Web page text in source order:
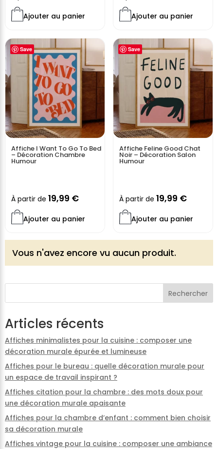
Ajouter au panier Ajouter au panier
Save
Affiche I Want To Go To Bed
– Décoration Chambre
Humour
À partir de 19,99 €
Ajouter au panier
Save
Affiche Feline Good Chat
Noir – Décoration Salon
Humour
À partir de 19,99 €
Ajouter au panier
Vous n'avez encore vu aucun produit.
Rechercher
Articles récents
Affiches minimalistes pour la cuisine : composer une
décoration murale épurée et lumineuse
Affiches pour le bureau : quelle décoration murale pour
un espace de travail inspirant ?
Affiches citation pour la chambre : des mots doux pour
une décoration murale apaisante
Affiches pour la chambre d’enfant : comment bien choisir
sa décoration murale
Affiches vintage pour la cuisine : composer une ambiance